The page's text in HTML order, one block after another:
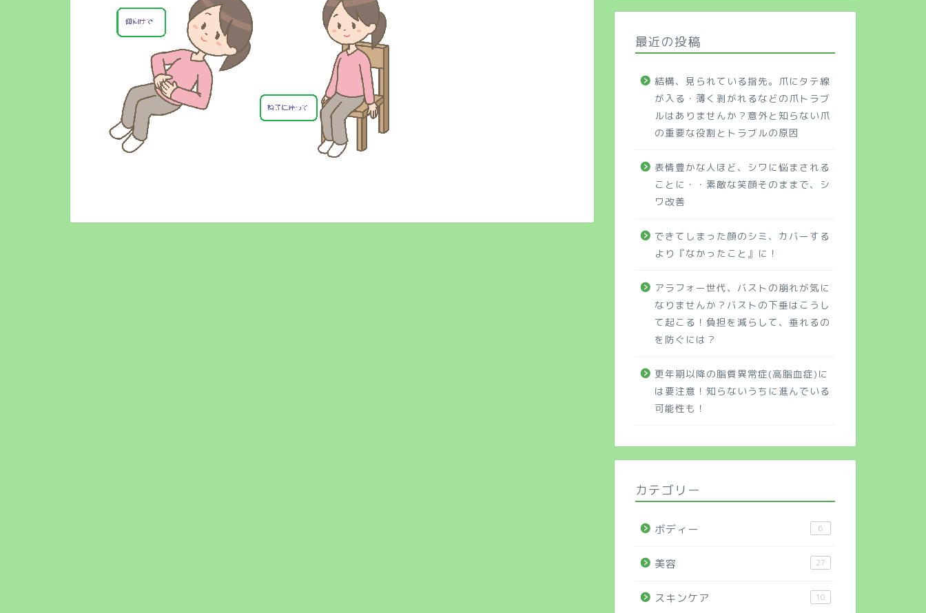
最近の投稿
結構、見られている指先。爪にタテ線
が入る・薄く剥がれるなどの爪トラブ
ルはありませんか？意外と知らない爪
の重要な役割とトラブルの原因
表情豊かな人ほど、シワに悩まされる
ことに・・素敵な笑顔そのままで、シ
ワ改善
できてしまった顔のシミ、カバーする
より『なかったこと』に！
アラフォー世代、バストの崩れが気に
なりませんか？バストの下垂はこうし
て起こる！負担を減らして、垂れるの
を防ぐには？
更年期以降の脂質異常症(高脂血症)に
は要注意！知らないうちに進んでいる
可能性も！
カテゴリー
ボディー 6
美容 27
スキンケア 10